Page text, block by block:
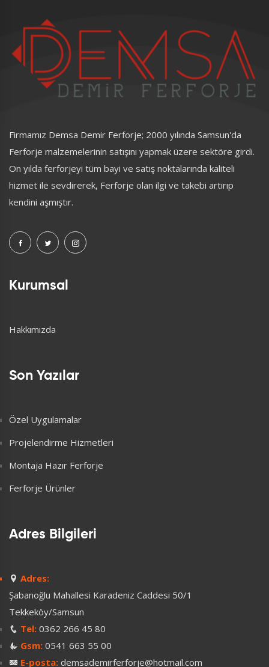
Firmamız Demsa Demir Ferforje; 2000 yılında Samsun'da
Ferforje malzemelerinin satışını yapmak üzere sektöre girdi.
On yılda ferforjeyi tüm bayi ve satış noktalarında kaliteli
hizmet ile sevdirerek, Ferforje olan ilgi ve takebi artırıp
kendini aşmıştır.
Kurumsal
Hakkımızda
Son Yazılar
Özel Uygulamalar
Projelendirme Hizmetleri
Montaja Hazır Ferforje
Ferforje Ürünler
Adres Bilgileri
Adres:
Şabanoğlu Mahallesi Karadeniz Caddesi 50/1
Tekkeköy/Samsun
Tel: 0362 266 45 80
Gsm: 0541 663 55 00
E-posta: demsademirferforje@hotmail.com